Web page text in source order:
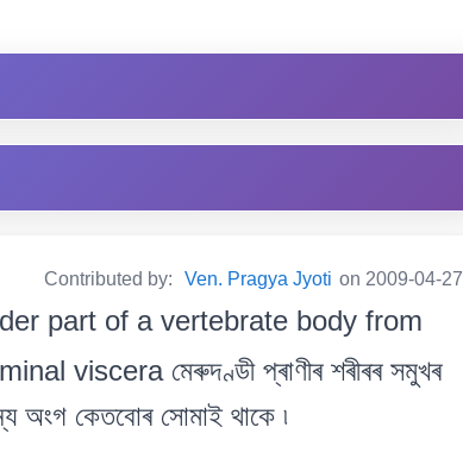
Contributed by: Ven. Pragya Jyoti on 2009-04-27
part of a vertebrate body from
মেৰুদণ্ডী প্ৰাণীৰ শৰীৰৰ সমুখৰ
অংগ কেতবোৰ সোমাই থাকে ৷